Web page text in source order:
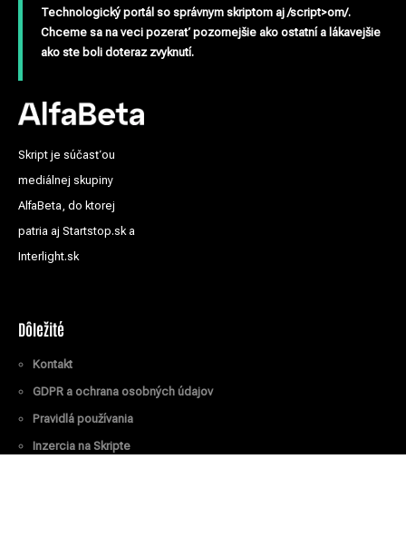
Technologický portál so správnym skriptom aj /script>om/.
Chceme sa na veci pozerať pozornejšie ako ostatní a lákavejšie
ako ste boli doteraz zvyknutí.
Skript je súčasťou
mediálnej skupiny
AlfaBeta, do ktorej
patria aj Startstop.sk a
Interlight.sk
Dôležité
Kontakt
GDPR a ochrana osobných údajov
Pravidlá používania
Inzercia na Skripte